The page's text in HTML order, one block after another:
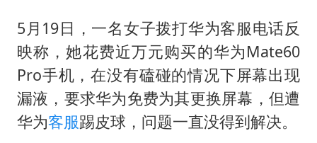
5月19日，一名女子拨打华为客服电话反
映称，她花费近万元购买的华为Mate60
Pro手机，在没有磕碰的情况下屏幕出现
漏液，要求华为免费为其更换屏幕，但遭
华为客服踢皮球，问题一直没得到解决。